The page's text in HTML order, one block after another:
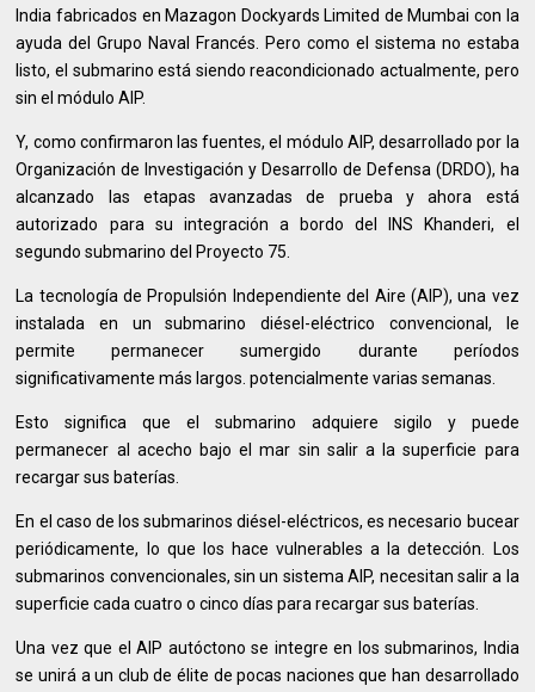
India fabricados en Mazagon Dockyards Limited de Mumbai con la
ayuda del Grupo Naval Francés. Pero como el sistema no estaba
listo, el submarino está siendo reacondicionado actualmente, pero
sin el módulo AIP.
Y, como confirmaron las fuentes, el módulo AIP, desarrollado por la
Organización de Investigación y Desarrollo de Defensa (DRDO), ha
alcanzado las etapas avanzadas de prueba y ahora está
autorizado para su integración a bordo del INS Khanderi, el
segundo submarino del Proyecto 75.
La tecnología de Propulsión Independiente del Aire (AIP), una vez
instalada en un submarino diésel-eléctrico convencional, le
permite permanecer sumergido durante períodos
significativamente más largos. potencialmente varias semanas.
Esto significa que el submarino adquiere sigilo y puede
permanecer al acecho bajo el mar sin salir a la superficie para
recargar sus baterías.
En el caso de los submarinos diésel-eléctricos, es necesario bucear
periódicamente, lo que los hace vulnerables a la detección. Los
submarinos convencionales, sin un sistema AIP, necesitan salir a la
superficie cada cuatro o cinco días para recargar sus baterías.
Una vez que el AIP autóctono se integre en los submarinos, India
se unirá a un club de élite de pocas naciones que han desarrollado